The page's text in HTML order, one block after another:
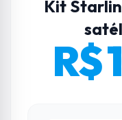
Kit
R$